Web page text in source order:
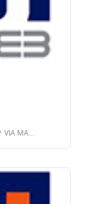
VIA MARCONI GUGLIELMO 57, 24068 SERIATE BG